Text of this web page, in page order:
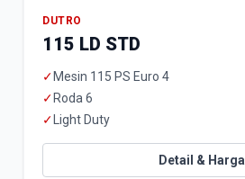
DUTRO
115 LD STD
✓ Mesin 115 PS Euro 4
✓ Roda 6
✓ Light Duty
Detail & Harga